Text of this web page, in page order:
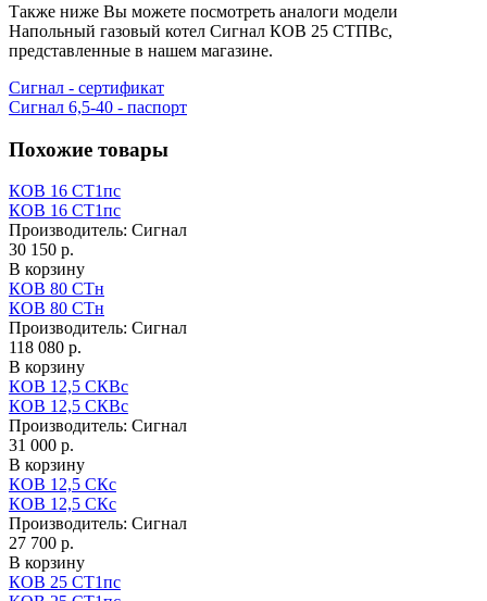
Также ниже Вы можете посмотреть аналоги модели
Напольный газовый котел Сигнал КОВ 25 СТПВс,
представленные в нашем магазине.
Сигнал - сертификат
Сигнал 6,5-40 - паспорт
Похожие товары
КОВ 16 СТ1пс
КОВ 16 СТ1пс
Производитель: Сигнал
30 150 р.
В корзину
КОВ 80 СТн
КОВ 80 СТн
Производитель: Сигнал
118 080 р.
В корзину
КОВ 12,5 СКВс
КОВ 12,5 СКВс
Производитель: Сигнал
31 000 р.
В корзину
КОВ 12,5 СКс
КОВ 12,5 СКс
Производитель: Сигнал
27 700 р.
В корзину
КОВ 25 СТ1пс